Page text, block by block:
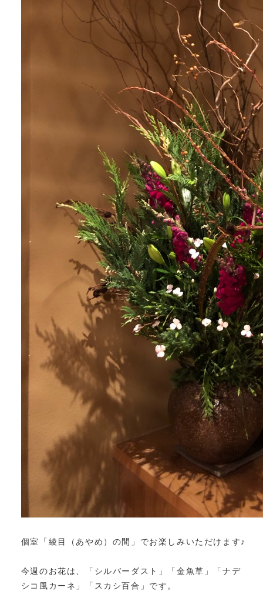
個室「綾目（あやめ）の間」でお楽しみいただけます♪
今週のお花は、「シルバーダスト」「金魚草」「ナデ
シコ風カーネ」「スカシ百合」です。